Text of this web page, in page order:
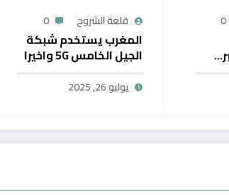
0 قلعة الشروح 0
المغرب يستخدم شبكة
الجيل الخامس 5G واخيرا
يوليو 26, 2025